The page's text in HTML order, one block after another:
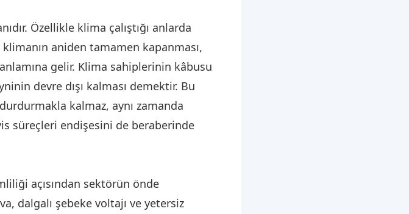
Özellikle klima çalıştığı anlarda
aniden tamamen kapanması,
gelir. Klima sahiplerinin kâbusu
devre dışı kalması demektir. Bu
kalmaz, aynı zamanda
süreçleri endişesini de beraberinde
açısından sektörün önde
dalgalı şebeke voltajı ve yetersiz